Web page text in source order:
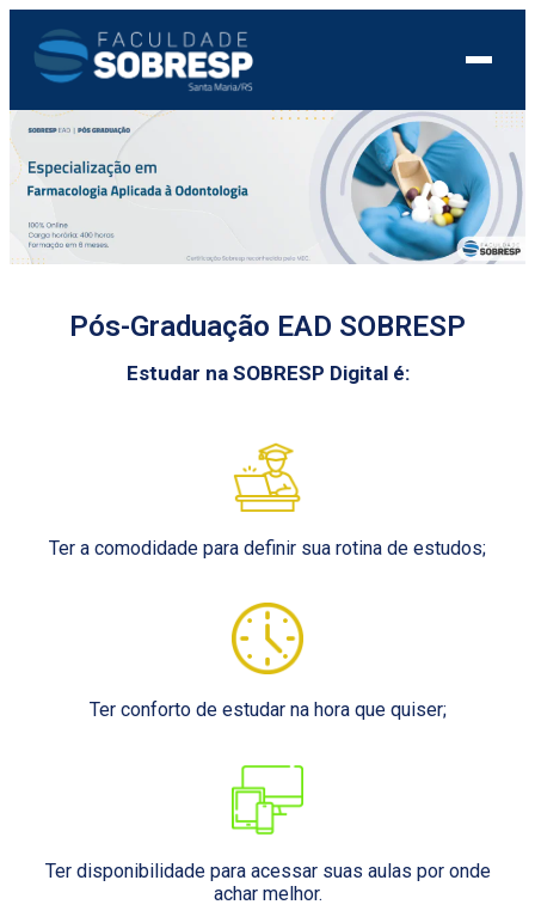
Pós-Graduação EAD SOBRESP
Estudar na SOBRESP Digital é:
Ter a comodidade para definir sua rotina de estudos;
Ter conforto de estudar na hora que quiser;
Ter disponibilidade para acessar suas aulas por onde
achar melhor.